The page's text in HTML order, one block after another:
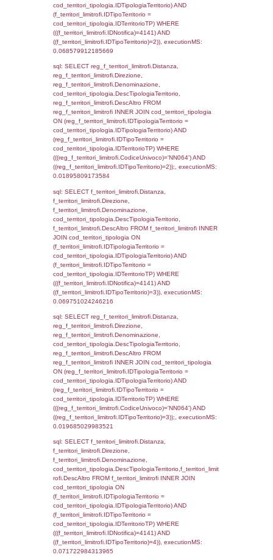
0.0048348903656006
sql: SELECT Ispezione, IDArticoloComma,
StatoIspezione,
'%d/%m/%Y') as DataApertura,
DATE_FORMAT(DataChiusura, '%d/%m/
DataChiusura,
'%d/%m/%Y') as DataUltimoPIR FROM
WHERE (((d3_ispezioni.IDNotifica)=4141)),
0.00062704086303711
sql: SELECT Ispezione, IDArticoloComma,
StatoIspezione,
'%d/%m/%Y') as DataApertura,
DATE_FORMAT(DataChiusura, '%d/%m/
DataChiusura,
'%d/%m/%Y') as DataUltimoPIR FROM
WHERE
executionMS: 0.0016639232635498
sql: SELECT el_nazioni.DescIT,
FROM f_confini_stato INNER JOIN
f_confini_stato.IDNotifica = 4141;,
0.00040483474731445
sql: SELECT el_nazioni.DescIT,
reg_f_confini_stato.Distanza FROM
INNER JOIN el_nazioni ON
el_nazioni.IDStato WHERE
executionMS: 0.0015408992767334
sql: SELECT el_regioni.Regione,
el_comuni.Comune,
f_confini INNER JOIN ((el_comuni INNER
ON el_comuni.IstProvincia =
INNER JOIN el_regioni ON
el_regioni.IstRegione) ON
el_comuni.IstComune WHERE
(((f_confini.IDNotifica)=4141));,